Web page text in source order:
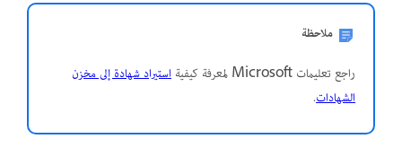
ملاحظة
راجع تعليمات Microsoft لمعرفة كيفية
استيراد شهادة إلى مخزن
الشهادات.